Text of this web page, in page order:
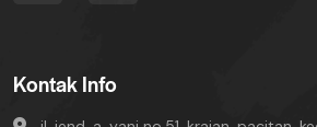
Kontak Info